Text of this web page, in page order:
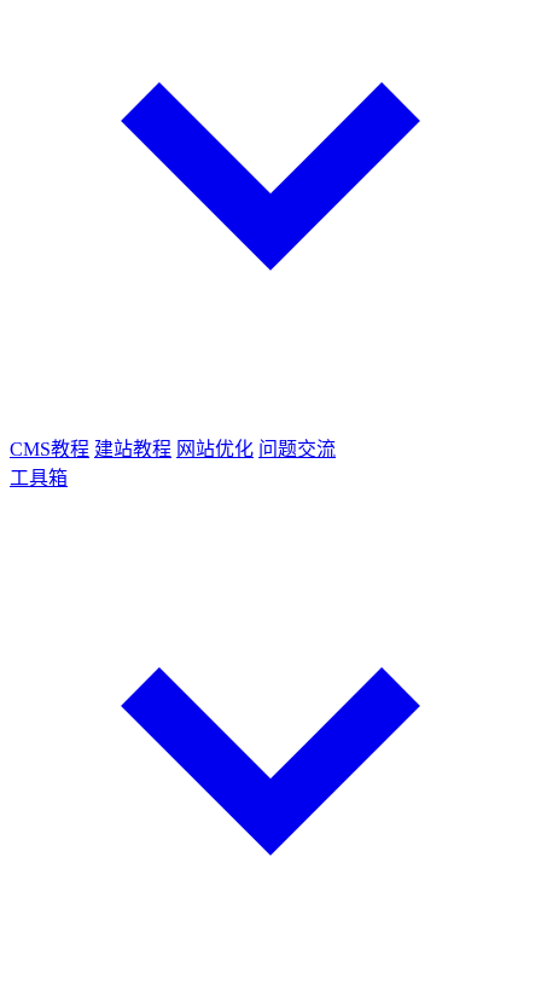
CMS教程 建站教程 网站优化 问题交流
工具箱